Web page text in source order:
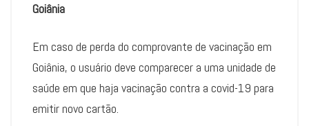
Goiânia
Em caso de perda do comprovante de vacinação em
Goiânia, o usuário deve comparecer a uma unidade de
saúde em que haja vacinação contra a covid-19 para
emitir novo cartão.